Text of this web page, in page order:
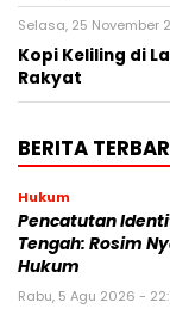
Selasa, 25 November
Kopi Keliling di
Rakyat
BERITA
Hukum
Pencatutan
Tengah: Rosim
Hukum
Rabu, 5 Agu 2026 -